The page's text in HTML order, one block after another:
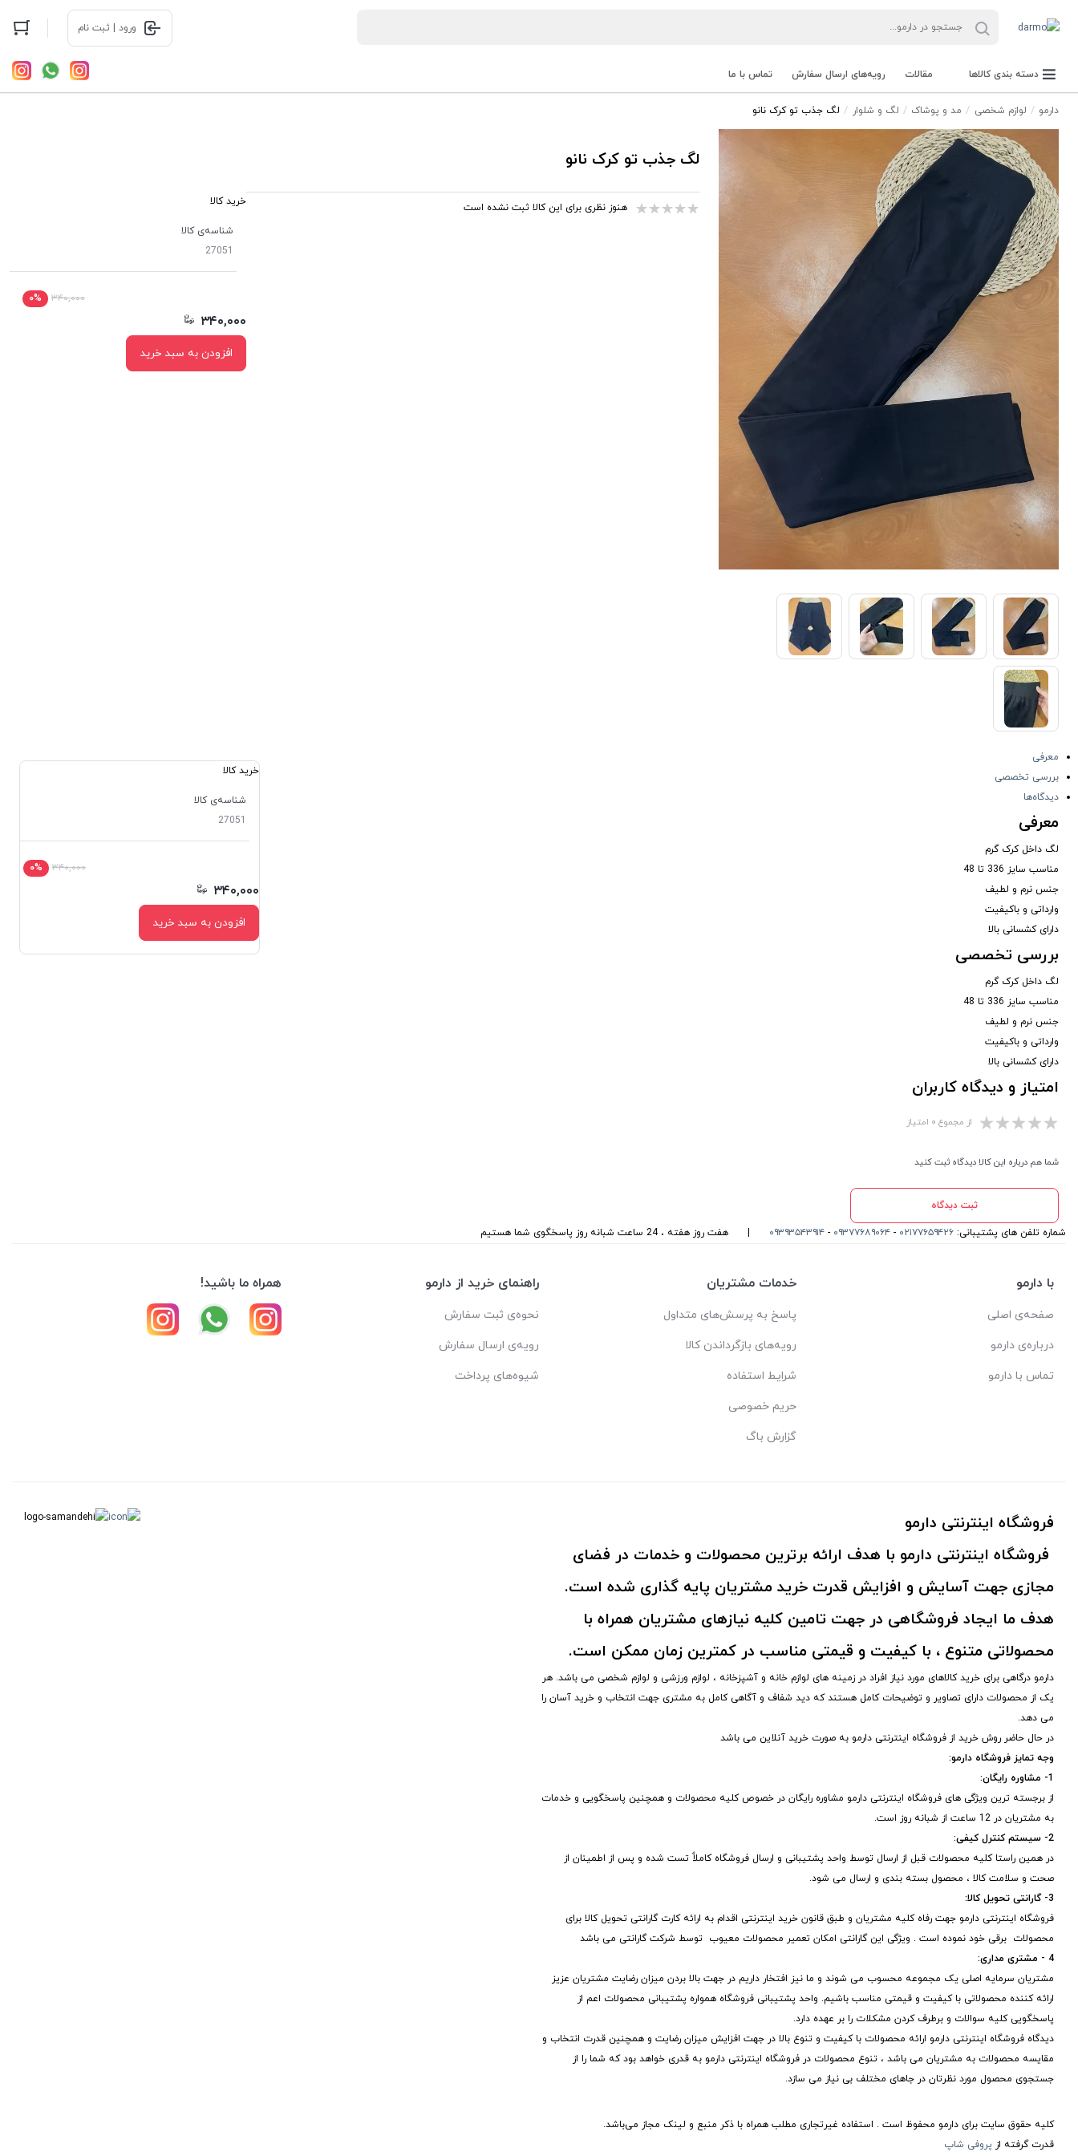
ورود | ثبت نام
دسته بندی کالاها مقالات رویه‌های ارسال سفارش تماس با ما
دارمو لوازم شخصی مد و پوشاک لگ و شلوار لگ جذب تو کرک نانو
لگ جذب تو کرک نانو
هنوز نظری برای این کالا ثبت نشده است
خرید کالا
شناسه‌ی کالا
27051
۳۴۰,۰۰۰ ۰%
۳۴۰,۰۰۰
افزودن به سبد خرید
معرفی
بررسی تخصصی
دیدگاه‌ها
معرفی
لگ داخل کرک گرم
مناسب سایز 336 تا 48
جنس نرم و لطیف
وارداتی و باکیفیت
دارای کشسانی بالا
بررسی تخصصی
لگ داخل کرک گرم
مناسب سایز 336 تا 48
جنس نرم و لطیف
وارداتی و باکیفیت
دارای کشسانی بالا
امتیاز و دیدگاه کاربران
از مجموع ۰ امتیاز
شما هم درباره این کالا دیدگاه ثبت کنید
ثبت دیدگاه
خرید کالا
شناسه‌ی کالا
27051
۳۴۰,۰۰۰ ۰%
۳۴۰,۰۰۰
افزودن به سبد خرید
شماره تلفن های پشتیبانی: ۰۲۱۷۷۶۵۹۴۲۶ - ۰۹۳۷۷۶۸۹۰۶۴ - ۰۹۳۹۳۵۴۳۹۱۴ هفت روز هفته ، 24 ساعت شبانه روز پاسخگوی شما هستیم
با دارمو
صفحه‌ی اصلی
درباره‌ی دارمو
تماس با دارمو
خدمات مشتریان
پاسخ به پرسش‌های متداول
رویه‌های بازگرداندن کالا
شرایط استفاده
حریم خصوصی
گزارش باگ
راهنمای خرید از دارمو
نحوه‌ی ثبت سفارش
رویه‌ی ارسال سفارش
شیوه‌های پرداخت
همراه ما باشید!
فروشگاه اینترنتی دارمو
فروشگاه اینترنتی دارمو با هدف ارائه برترین محصولات و خدمات در فضای
مجازی جهت آسایش و افزایش قدرت خرید مشتریان پایه گذاری شده است.
هدف ما ایجاد فروشگاهی در جهت تامین کلیه نیازهای مشتریان همراه با
محصولاتی متنوع ، با کیفیت و قیمتی مناسب در کمترین زمان ممکن است.
دارمو درگاهی برای خرید کالاهای مورد نیاز افراد در زمینه های لوازم خانه و آشپزخانه ، لوازم ورزشی و لوازم شخصی می باشد. هر
یک از محصولات دارای تصاویر و توضیحات کامل هستند که دید شفاف و آگاهی کامل به مشتری جهت انتخاب و خرید آسان را
می دهد.
در حال حاضر روش خرید از فروشگاه اینترنتی دارمو به صورت خرید آنلاین می باشد
وجه تمایز فروشگاه دارمو:
1- مشاوره رایگان:
از برجسته ترین ویژگی های فروشگاه اینترنتی دارمو مشاوره رایگان در خصوص کلیه محصولات و همچنین پاسخگویی و خدمات
به مشتریان در 12 ساعت از شبانه روز است.
2- سیستم کنترل کیفی:
در همین راستا کلیه محصولات قبل از ارسال توسط واحد پشتیبانی و ارسال فروشگاه کاملاٌ تست شده و پس از اطمینان از
صحت و سلامت کالا ، محصول بسته بندی و ارسال می شود.
3- گارانتی تحویل کالا:
فروشگاه اینترنتی دارمو جهت رفاه کلیه مشتریان و طبق قانون خرید اینترنتی اقدام به ارائه کارت گارانتی تحویل کالا برای
محصولات برقی خود نموده است . ویژگی این گارانتی امکان تعمیر محصولات معیوب توسط شرکت گارانتی می باشد
4 - مشتری مداری:
مشتریان سرمایه اصلی یک مجموعه محسوب می شوند و ما نیز افتخار داریم در جهت بالا بردن میزان رضایت مشتریان عزیز
ارائه کننده محصولاتی با کیفیت و قیمتی مناسب باشیم. واحد پشتیبانی فروشگاه همواره پشتیبانی محصولات اعم از
پاسخگویی کلیه سوالات و برطرف کردن مشکلات را بر عهده دارد.
دیدگاه فروشگاه اینترنتی دارمو ارائه محصولات با کیفیت و تنوع بالا در جهت افزایش میزان رضایت و همچنین قدرت انتخاب و
مقایسه محصولات به مشتریان می باشد ، تنوع محصولات در فروشگاه اینترنتی دارمو به قدری خواهد بود که شما را از
جستجوی محصول مورد نظرتان در جاهای مختلف بی نیاز می سازد.
کلیه حقوق سایت برای دارمو محفوظ است . استفاده غیرتجاری مطلب همراه با ذکر منبع و لینک مجاز می‌باشد.
قدرت گرفته از پروفی شاپ